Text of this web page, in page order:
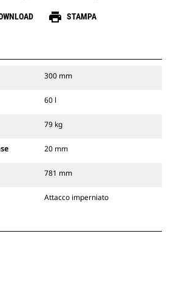
print STAMPA
300 mm
60 l
79 kg
20 mm
781 mm
Attacco imperniato